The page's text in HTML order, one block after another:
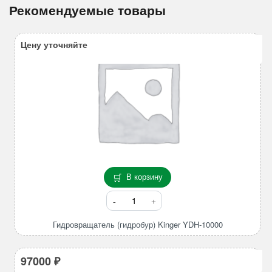
Рекомендуемые товары
В корзину
Количество
товара
Гидровращатель
(гидробур)
Kinger
Гидровращатель (гидробур) Kinger YDH-10000
Цену уточняйте
97000₽